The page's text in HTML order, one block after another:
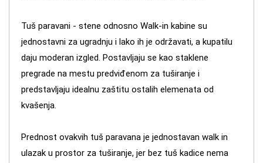
Tuš paravani - stene odnosno Walk-in kabine su
jednostavni za ugradnju i lako ih je održavati, a kupatilu
daju moderan izgled. Postavljaju se kao staklene
pregrade na mestu predviđenom za tuširanje i
predstavljaju idealnu zaštitu ostalih elemenata od
kvašenja.
Prednost ovakvih tuš paravana je jednostavan walk in
ulazak u prostor za tuširanje, jer bez tuš kadice nema